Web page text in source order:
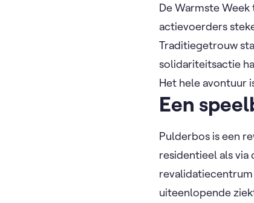
De Warmste
actievoerders
Traditiegetrouw
solidariteitsactie
Het hele avontuur
Een
Pulderbos is een
residentieel als
revalidatiecentrum
uiteenlopende